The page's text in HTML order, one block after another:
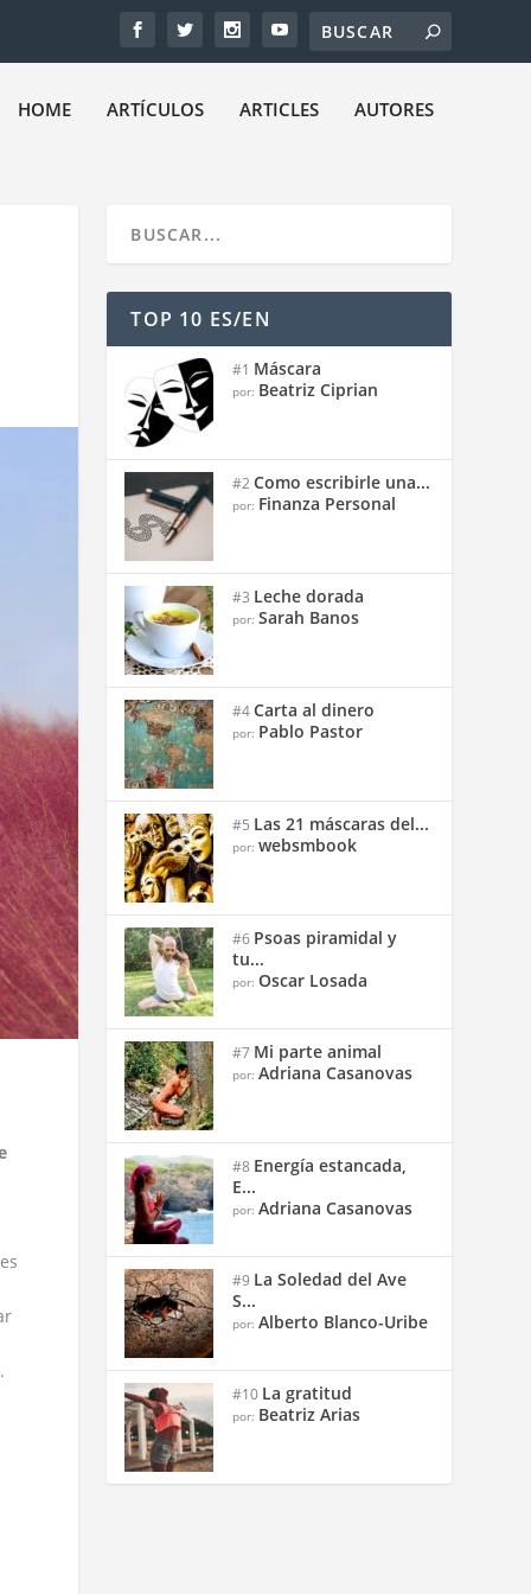
HOME ARTÍCULOS ARTICLES AUTORES
TOP 10 ES/EN
#1 Máscara
por: Beatriz Ciprian
#2Como escribirle una...
por: Finanza Personal
#3 Leche dorada
por:Sarah Banos
#4Carta al dinero
por: Pablo Pastor
#5 Las 21 máscaras del...
por:websmbook
#6 Psoas piramidal y
tu...
por:Oscar Losada
#7 Mi parte animal
por:Adriana Casanovas
#8 Energía estancada,
E...
por:Adriana Casanovas
#9 La Soledad del Ave
S...
por:Alberto Blanco-Uribe
#10 La gratitud
por: Beatriz Arias